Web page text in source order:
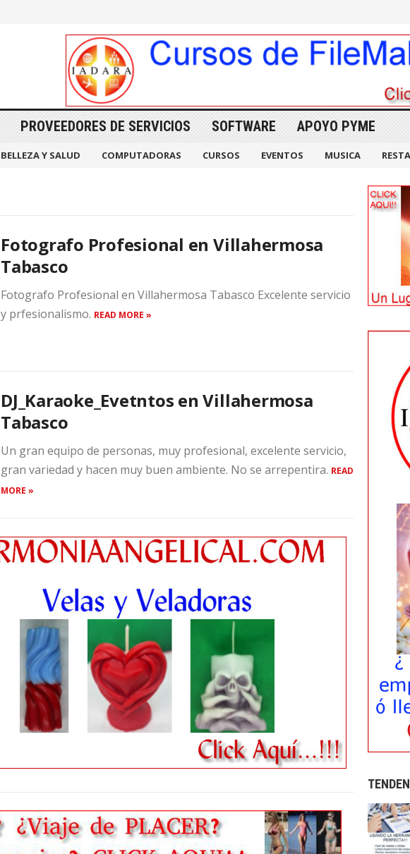
PROVEEDORES DE SERVICIOS SOFTWARE APOYO PYME
BELLEZA Y SALUD COMPUTADORAS CURSOS EVENTOS MUSICA
Fotografo Profesional en Villahermosa
Tabasco
Fotografo Profesional en Villahermosa Tabasco Excelente servicio
y prfesionalismo. READ MORE »
DJ_Karaoke_Evetntos en Villahermosa
Tabasco
Un gran equipo de personas, muy profesional, excelente servicio,
gran variedad y hacen muy buen ambiente. No se arrepentira. READ
MORE »